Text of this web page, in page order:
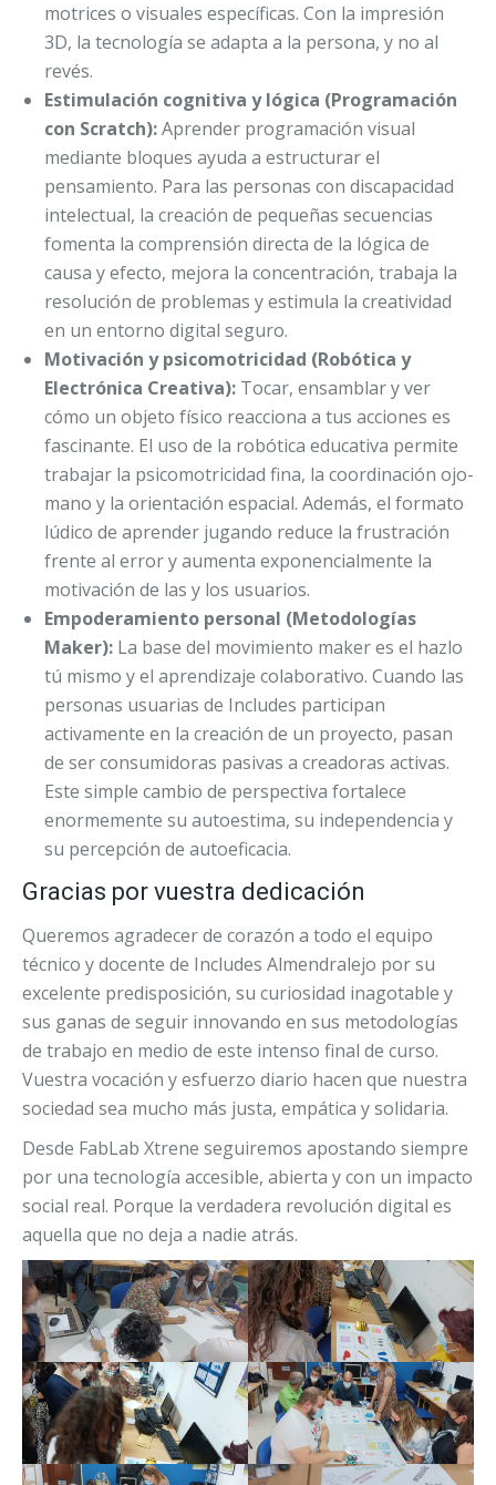
motrices o visuales específicas. Con la impresión
3D, la tecnología se adapta a la persona, y no al
revés.
Estimulación cognitiva y lógica (Programación
con Scratch):Aprender programación visual
mediante bloques ayuda a estructurar el
pensamiento. Para las personas con discapacidad
intelectual, la creación de pequeñas secuencias
fomenta la comprensión directa de la lógica de
causa y efecto, mejora la concentración, trabaja la
resolución de problemas y estimula la creatividad
en un entorno digital seguro.
Motivación y psicomotricidad (Robótica y
Electrónica Creativa): Tocar, ensamblar y ver
cómo un objeto físico reacciona a tus acciones es
fascinante. El uso de la robótica educativa permite
trabajar la psicomotricidad fina, la coordinación ojo-
mano y la orientación espacial. Además, el formato
lúdico de aprender jugando reduce la frustración
frente al error y aumenta exponencialmente la
motivación de las y los usuarios.
Empoderamiento personal (Metodologías
Maker): La base del movimiento maker es el hazlo
tú mismo y el aprendizaje colaborativo. Cuando las
personas usuarias de Includes participan
activamente en la creación de un proyecto, pasan
de ser consumidoras pasivas a creadoras activas.
Este simple cambio de perspectiva fortalece
enormemente su autoestima, su independencia y
su percepción de autoeficacia.
Gracias por vuestra dedicación
Queremos agradecer de corazón a todo el equipo
técnico y docente de Includes Almendralejo por su
excelente predisposición, su curiosidad inagotable y
sus ganas de seguir innovando en sus metodologías
de trabajo en medio de este intenso final de curso.
Vuestra vocación y esfuerzo diario hacen que nuestra
sociedad sea mucho más justa, empática y solidaria.
Desde FabLab Xtrene seguiremos apostando siempre
por una tecnología accesible, abierta y con un impacto
social real. Porque la verdadera revolución digital es
aquella que no deja a nadie atrás.